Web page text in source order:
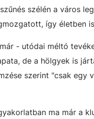
szélén a város
így életben
- utódai méltó
de a hölgyek is
szerint "csak egy
ma már a